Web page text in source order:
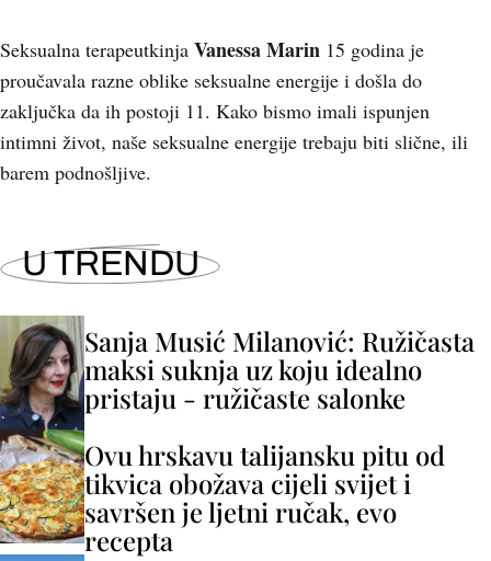
Seksualna terapeutkinja Vanessa Marin 15 godina je
proučavala razne oblike seksualne energije i došla do
zaključka da ih postoji 11. Kako bismo imali ispunjen
intimni život, naše seksualne energije trebaju biti slične, ili
barem podnošljive.
U TRENDU
Sanja Musić Milanović: Ružičasta
maksi suknja uz koju idealno
pristaju - ružičaste salonke
Ovu hrskavu talijansku pitu od
tikvica obožava cijeli svijet i
savršen je ljetni ručak, evo
recepta